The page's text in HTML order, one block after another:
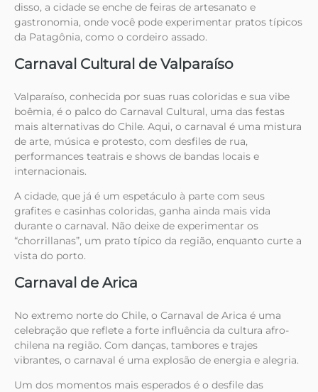
disso, a cidade se enche de feiras de artesanato e
gastronomia, onde você pode experimentar pratos típicos
da Patagônia, como o cordeiro assado.
Carnaval Cultural de Valparaíso
Valparaíso, conhecida por suas ruas coloridas e sua vibe
boêmia, é o palco do Carnaval Cultural, uma das festas
mais alternativas do Chile. Aqui, o carnaval é uma mistura
de arte, música e protesto, com desfiles de rua,
performances teatrais e shows de bandas locais e
internacionais.
A cidade, que já é um espetáculo à parte com seus
grafites e casinhas coloridas, ganha ainda mais vida
durante o carnaval. Não deixe de experimentar os
“chorrillanas”, um prato típico da região, enquanto curte a
vista do porto.
Carnaval de Arica
No extremo norte do Chile, o Carnaval de Arica é uma
celebração que reflete a forte influência da cultura afro-
chilena na região. Com danças, tambores e trajes
vibrantes, o carnaval é uma explosão de energia e alegria.
Um dos momentos mais esperados é o desfile das